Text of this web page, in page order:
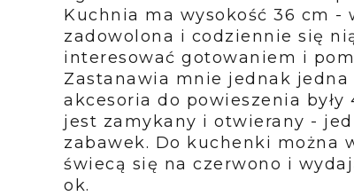
Kuchnia ma wysokość 36 cm
zadowolona i codziennie się
interesować gotowaniem i
Zastanawia mnie jednak
akcesoria do powieszenia
jest zamykany i otwierany -
zabawek. Do kuchenki można
świecą się na czerwono i
ok.